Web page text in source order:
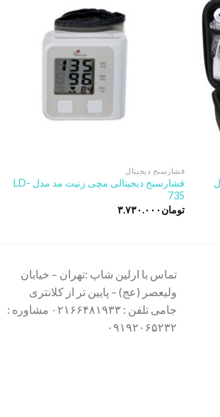
Add
فشارسنج دیجیتال
فشارسنج دیجیتالی مچی زنیت مد مدل LD-
735
تومان۳.۷۳۰.۰۰۰
تماس با ارلین شاپ :تهران – خیابان
ولیعصر (عج) – پایین تر از کلانتری
جامی تلفن : ۰۲۱۶۶۴۸۱۹۳۳ مشاوره :
۰۹۱۹۲۰۶۵۲۳۲